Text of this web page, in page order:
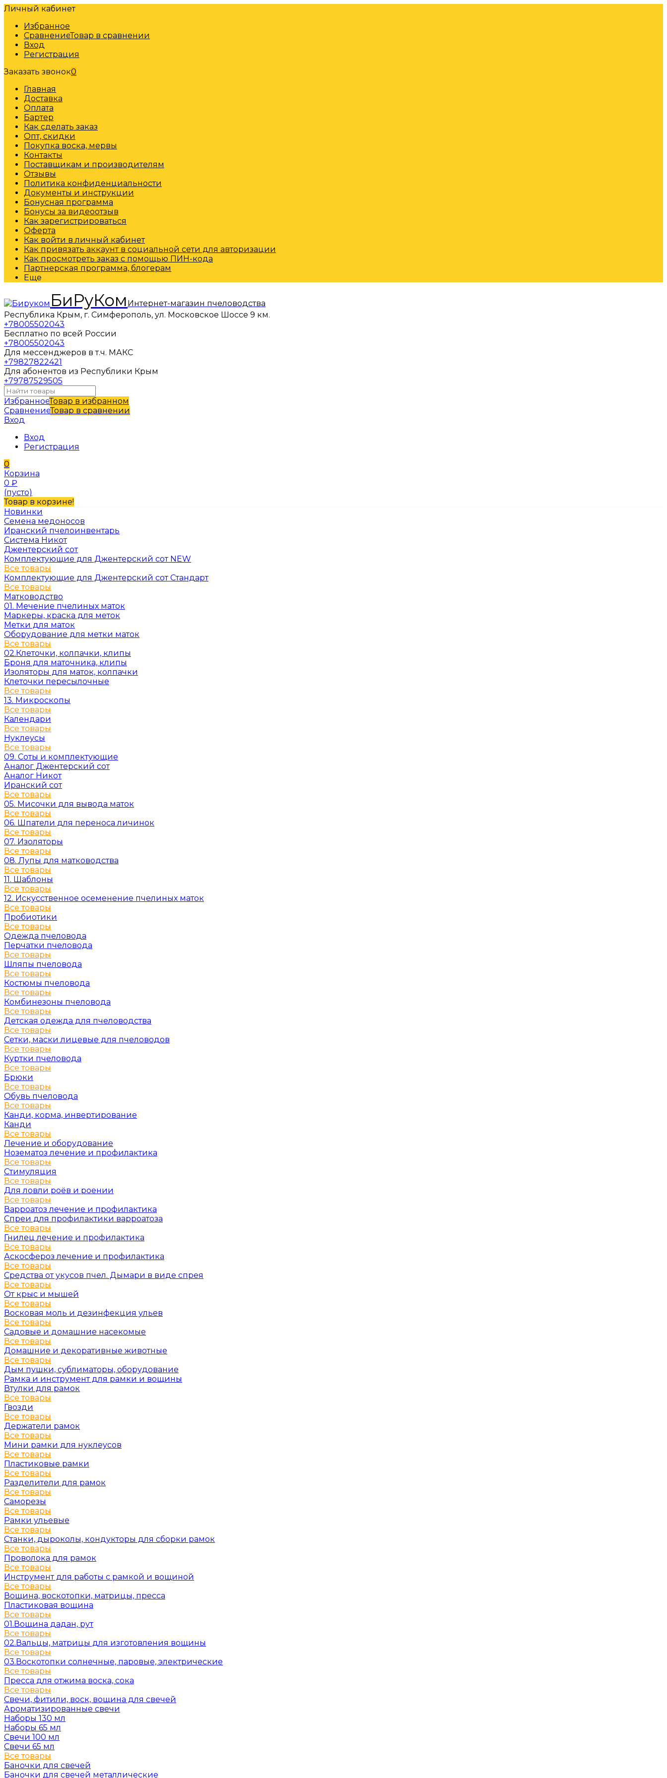
Личный кабинет
Избранное
СравнениеТовар в сравнении
Вход
Регистрация
Заказать звонок0
Главная
Доставка
Оплата
Бартер
Как сделать заказ
Опт, скидки
Покупка воска, мервы
Контакты
Поставщикам и производителям
Отзывы
Политика конфиденциальности
Документы и инструкции
Бонусная программа
Бонусы за видеоотзыв
Как зарегистрироваться
Оферта
Как войти в личный кабинет
Как привязать аккаунт в социальной сети для авторизации
Как просмотреть заказ с помощью ПИН-кода
Партнерская программа, блогерам
Еще
БиРуКом Интернет-магазин пчеловодства
Республика Крым, г. Симферополь, ул. Московское Шоссе 9 км.
+78005502043
Бесплатно по всей России
+78005502043
Для мессенджеров в т.ч. МАКС
+79827822421
Для абонентов из Республики Крым
+79787529505
ИзбранноеТовар в избранном
СравнениеТовар в сравнении
Вход
Вход
Регистрация
0
Корзина
0 ₽
(пусто)
Товар в корзине!
Новинки
Семена медоносов
Иранский пчелоинвентарь
Система Никот
Джентерский сот
Комплектующие для Джентерский сот NEW
Все товары
Комплектующие для Джентерский сот Стандарт
Все товары
Матководство
01. Мечение пчелиных маток
Маркеры, краска для меток
Метки для маток
Оборудование для метки маток
Все товары
02.Клеточки, колпачки, клипы
Броня для маточника, клипы
Изоляторы для маток, колпачки
Клеточки пересылочные
Все товары
13. Микроскопы
Все товары
Календари
Все товары
Нуклеусы
Все товары
09. Соты и комплектующие
Аналог Джентерский сот
Аналог Никот
Иранский сот
Все товары
05. Мисочки для вывода маток
Все товары
06. Шпатели для переноса личинок
Все товары
07. Изоляторы
Все товары
08. Лупы для матководства
Все товары
11. Шаблоны
Все товары
12. Искусственное осеменение пчелиных маток
Все товары
Пробиотики
Все товары
Одежда пчеловода
Перчатки пчеловода
Все товары
Шляпы пчеловода
Все товары
Костюмы пчеловода
Все товары
Комбинезоны пчеловода
Все товары
Детская одежда для пчеловодства
Все товары
Сетки, маски лицевые для пчеловодов
Все товары
Куртки пчеловода
Все товары
Брюки
Все товары
Обувь пчеловода
Все товары
Канди, корма, инвертирование
Канди
Все товары
Лечение и оборудование
Нозематоз лечение и профилактика
Все товары
Стимуляция
Все товары
Для ловли роёв и роении
Все товары
Варроатоз лечение и профилактика
Спреи для профилактики варроатоза
Все товары
Гнилец лечение и профилактика
Все товары
Аскосфероз лечение и профилактика
Все товары
Средства от укусов пчел. Дымари в виде спрея
Все товары
От крыс и мышей
Все товары
Восковая моль и дезинфекция ульев
Все товары
Садовые и домашние насекомые
Все товары
Домашние и декоративные животные
Все товары
Дым пушки, сублиматоры, оборудование
Рамка и инструмент для рамки и вощины
Втулки для рамок
Все товары
Гвозди
Все товары
Держатели рамок
Все товары
Мини рамки для нуклеусов
Все товары
Пластиковые рамки
Все товары
Разделители для рамок
Все товары
Саморезы
Все товары
Рамки ульевые
Все товары
Станки, дыроколы, кондукторы для сборки рамок
Все товары
Проволока для рамок
Все товары
Инструмент для работы с рамкой и вощиной
Все товары
Вощина, воскотопки, матрицы, пресса
Пластиковая вощина
Все товары
01.Вощина дадан, рут
Все товары
02.Вальцы, матрицы для изготовления вощины
Все товары
03.Воскотопки солнечные, паровые, электрические
Все товары
Пресса для отжима воска, сока
Все товары
Свечи, фитили, воск, вощина для свечей
Ароматизированные свечи
Наборы 130 мл
Наборы 65 мл
Свечи 100 мл
Свечи 65 мл
Все товары
Баночки для свечей
Баночки для свечей металлические